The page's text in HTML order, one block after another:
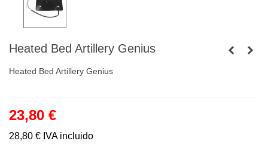
Heated Bed Artillery Genius
Heated Bed Artillery Genius
23,80 €
28,80 € IVA incluido